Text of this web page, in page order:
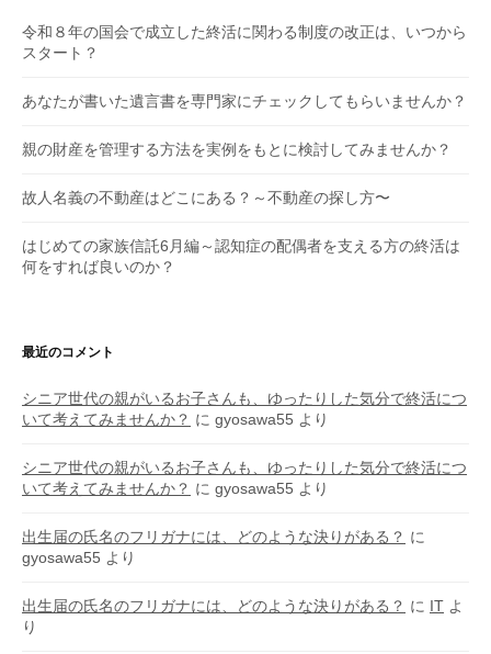
令和８年の国会で成立した終活に関わる制度の改正は、いつから
スタート？
あなたが書いた遺言書を専門家にチェックしてもらいませんか？
親の財産を管理する方法を実例をもとに検討してみませんか？
故人名義の不動産はどこにある？～不動産の探し方〜
はじめての家族信託6月編～認知症の配偶者を支える方の終活は
何をすれば良いのか？
最近のコメント
シニア世代の親がいるお子さんも、ゆったりした気分で終活につ
いて考えてみませんか？ に gyosawa55 より
シニア世代の親がいるお子さんも、ゆったりした気分で終活につ
いて考えてみませんか？ に gyosawa55 より
出生届の氏名のフリガナには、どのような決りがある？ に
gyosawa55 より
出生届の氏名のフリガナには、どのような決りがある？ に IT よ
り